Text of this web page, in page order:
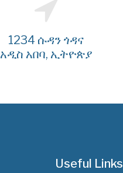
1234 ሱዳን ጎዳና
አዲስ አበባ, ኢትዮጵያ
Useful Links